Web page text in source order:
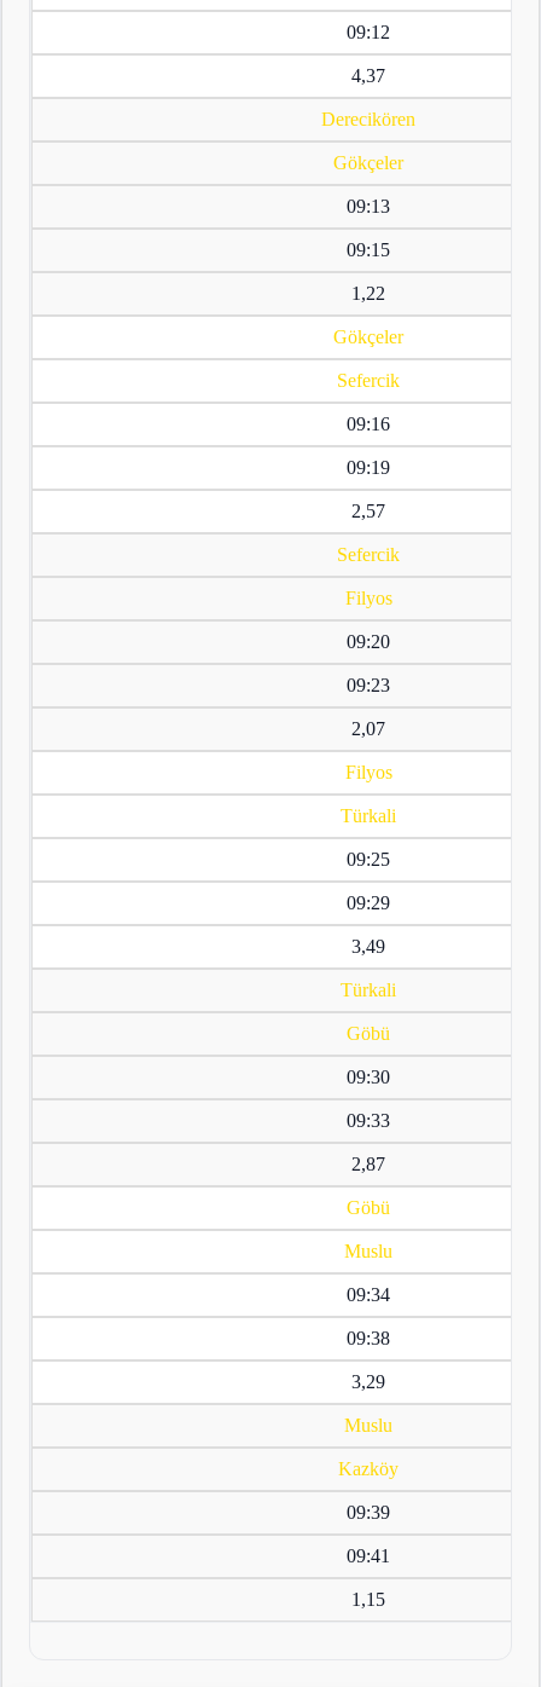
09:12
4,37
Derecikören
Gökçeler
09:13
09:15
1,22
Gökçeler
Sefercik
09:16
09:19
2,57
Sefercik
Filyos
09:20
09:23
2,07
Filyos
Türkali
09:25
09:29
3,49
Türkali
Göbü
09:30
09:33
2,87
Göbü
Muslu
09:34
09:38
3,29
Muslu
Kazköy
09:39
09:41
1,15